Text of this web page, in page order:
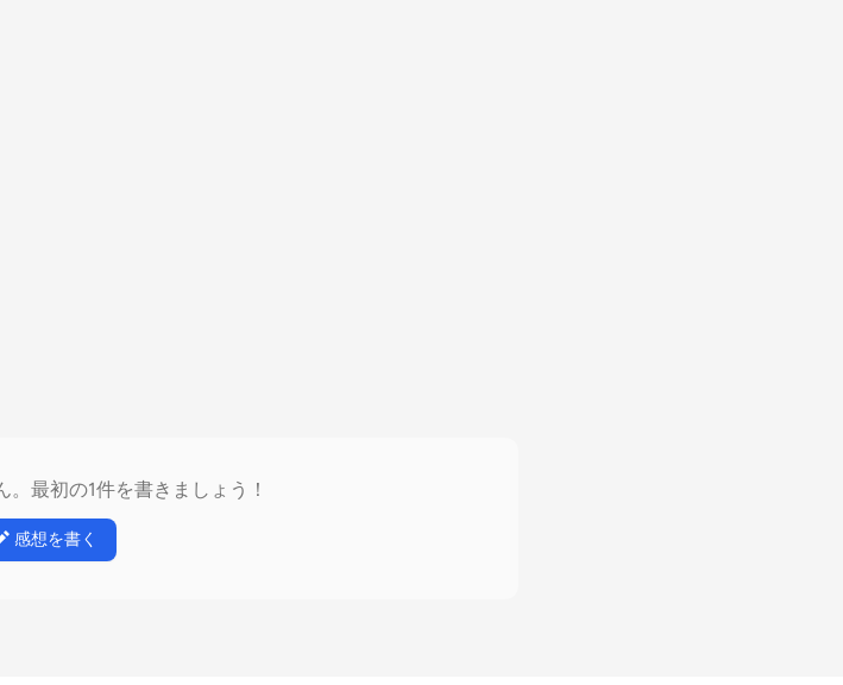
。最初の1件を書きましょう！
感想を書く